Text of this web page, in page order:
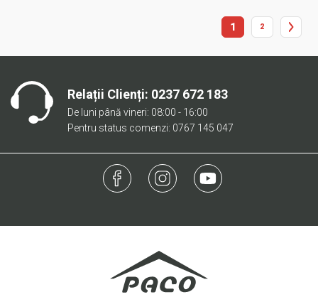
1 2
Relații Clienți: 0237 672 183
De luni până vineri: 08:00 - 16:00
Pentru status comenzi: 0767 145 047